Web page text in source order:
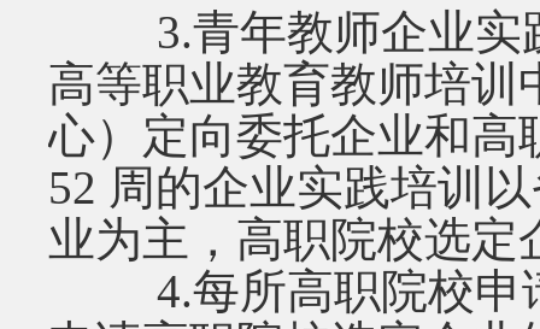
3.青年教师企业实
高等职业教育教师培训
心）定向委托企业和高
52 周的企业实践培训
业为主，高职院校选定
4.每所高职院校申